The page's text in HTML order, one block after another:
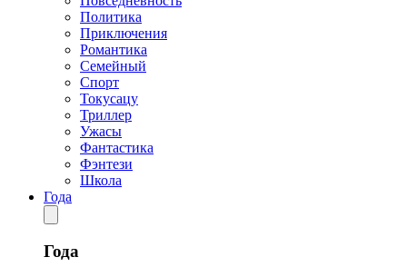
Политика
Приключения
Романтика
Семейный
Спорт
Токусацу
Триллер
Ужасы
Фантастика
Фэнтези
Школа
Года
Года